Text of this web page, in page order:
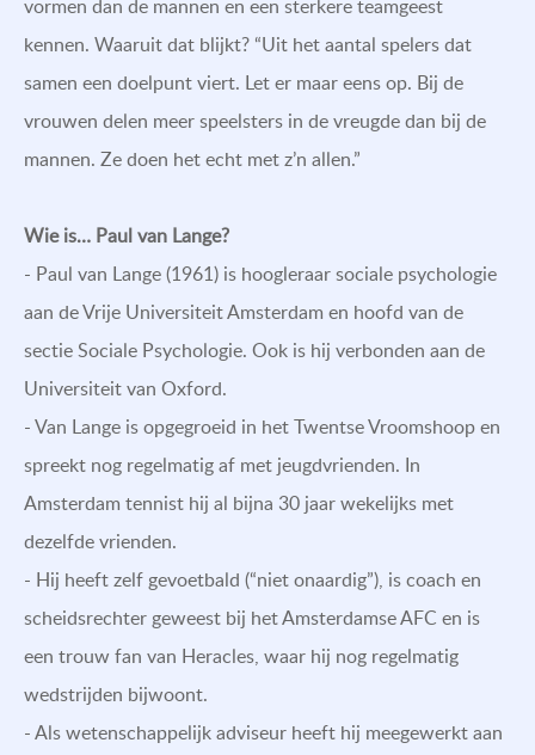
vormen dan de mannen en een sterkere teamgeest
kennen. Waaruit dat blijkt? “Uit het aantal spelers dat
samen een doelpunt viert. Let er maar eens op. Bij de
vrouwen delen meer speelsters in de vreugde dan bij de
mannen. Ze doen het echt met z’n allen.”
Wie is… Paul van Lange?
- Paul van Lange (1961) is hoogleraar sociale psychologie
aan de Vrije Universiteit Amsterdam en hoofd van de
sectie Sociale Psychologie. Ook is hij verbonden aan de
Universiteit van Oxford.
- Van Lange is opgegroeid in het Twentse Vroomshoop en
spreekt nog regelmatig af met jeugdvrienden. In
Amsterdam tennist hij al bijna 30 jaar wekelijks met
dezelfde vrienden.
- Hij heeft zelf gevoetbald (“niet onaardig”), is coach en
scheidsrechter geweest bij het Amsterdamse AFC en is
een trouw fan van Heracles, waar hij nog regelmatig
wedstrijden bijwoont.
- Als wetenschappelijk adviseur heeft hij meegewerkt aan